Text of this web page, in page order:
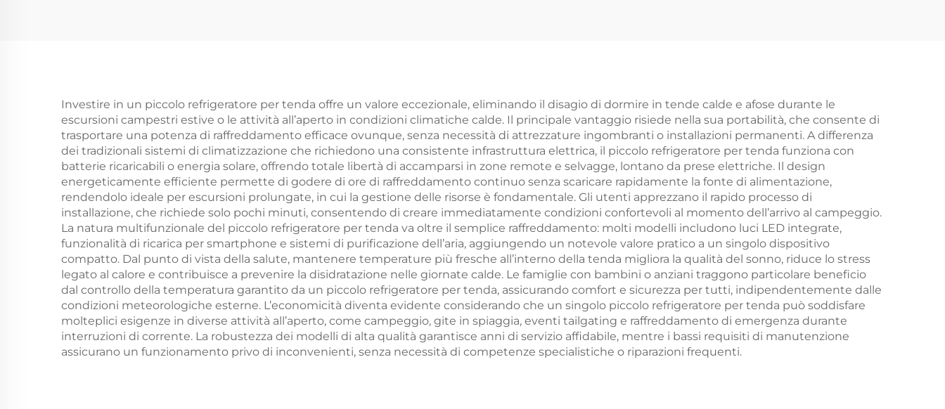
Investire in un piccolo refrigeratore per tenda offre un valore eccezionale, eliminando il disagio di dormire in tende calde e afose durante le
escursioni campestri estive o le attività all’aperto in condizioni climatiche calde. Il principale vantaggio risiede nella sua portabilità, che consente di
trasportare una potenza di raffreddamento efficace ovunque, senza necessità di attrezzature ingombranti o installazioni permanenti. A differenza
dei tradizionali sistemi di climatizzazione che richiedono una consistente infrastruttura elettrica, il piccolo refrigeratore per tenda funziona con
batterie ricaricabili o energia solare, offrendo totale libertà di accamparsi in zone remote e selvagge, lontano da prese elettriche. Il design
energeticamente efficiente permette di godere di ore di raffreddamento continuo senza scaricare rapidamente la fonte di alimentazione,
rendendolo ideale per escursioni prolungate, in cui la gestione delle risorse è fondamentale. Gli utenti apprezzano il rapido processo di
installazione, che richiede solo pochi minuti, consentendo di creare immediatamente condizioni confortevoli al momento dell’arrivo al campeggio.
La natura multifunzionale del piccolo refrigeratore per tenda va oltre il semplice raffreddamento: molti modelli includono luci LED integrate,
funzionalità di ricarica per smartphone e sistemi di purificazione dell’aria, aggiungendo un notevole valore pratico a un singolo dispositivo
compatto. Dal punto di vista della salute, mantenere temperature più fresche all’interno della tenda migliora la qualità del sonno, riduce lo stress
legato al calore e contribuisce a prevenire la disidratazione nelle giornate calde. Le famiglie con bambini o anziani traggono particolare beneficio
dal controllo della temperatura garantito da un piccolo refrigeratore per tenda, assicurando comfort e sicurezza per tutti, indipendentemente dalle
condizioni meteorologiche esterne. L’economicità diventa evidente considerando che un singolo piccolo refrigeratore per tenda può soddisfare
molteplici esigenze in diverse attività all’aperto, come campeggio, gite in spiaggia, eventi tailgating e raffreddamento di emergenza durante
interruzioni di corrente. La robustezza dei modelli di alta qualità garantisce anni di servizio affidabile, mentre i bassi requisiti di manutenzione
assicurano un funzionamento privo di inconvenienti, senza necessità di competenze specialistiche o riparazioni frequenti.